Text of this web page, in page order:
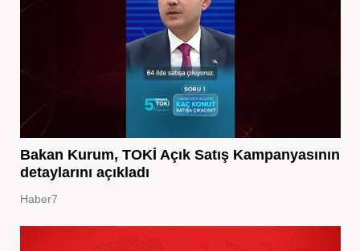
Bakan Kurum, TOKİ Açık Satış Kampanyasının
detaylarını açıkladı
Haber7